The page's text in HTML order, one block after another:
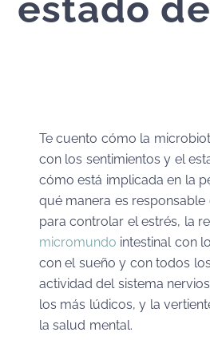
estado
Te cuento cómo la
con los sentimientos y el
cómo está implicada en la
qué manera es
para controlar el estrés, la
micromundo intestinal con
con el sueño y con todos
actividad del sistema
los más lúdicos, y la
la salud mental.